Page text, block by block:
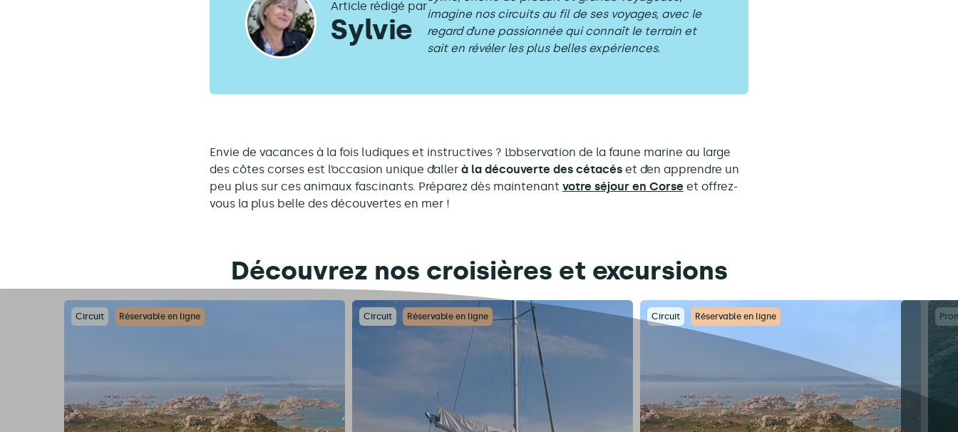
Article rédigé par
Sylvie
imagine nos circuits au fil de ses voyages, avec le
regard d’une passionnée qui connaît le terrain et
sait en révéler les plus belles expériences.
Envie de vacances à la fois ludiques et instructives ? L’observation de la faune marine au large
des côtes corses est l’occasion unique d’aller à la découverte des cétacés et d’en apprendre un
peu plus sur ces animaux fascinants. Préparez dès maintenant votre séjour en Corse et offrez-
vous la plus belle des découvertes en mer !
Découvrez nos croisières et excursions
Circuit Réservable en ligne Circuit Réservable en ligne Circuit Réservable en ligne